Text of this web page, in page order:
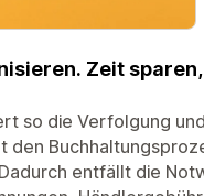
Zeit
so die Verfolgung
den
entfällt die